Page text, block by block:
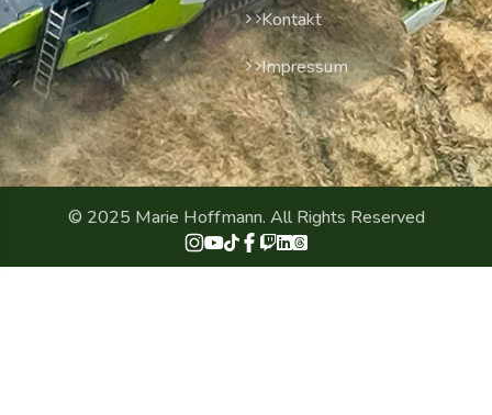
Kontakt
Impressum
© 2025 Marie Hoffmann. All Rights Reserved